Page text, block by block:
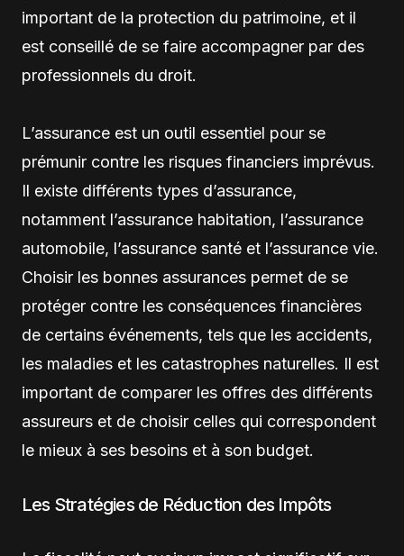
important de la protection du patrimoine, et il
est conseillé de se faire accompagner par des
professionnels du droit.
L’assurance est un outil essentiel pour se
prémunir contre les risques financiers imprévus.
Il existe différents types d’assurance,
notamment l’assurance habitation, l’assurance
automobile, l’assurance santé et l’assurance vie.
Choisir les bonnes assurances permet de se
protéger contre les conséquences financières
de certains événements, tels que les accidents,
les maladies et les catastrophes naturelles. Il est
important de comparer les offres des différents
assureurs et de choisir celles qui correspondent
le mieux à ses besoins et à son budget.
Les Stratégies de Réduction des Impôts